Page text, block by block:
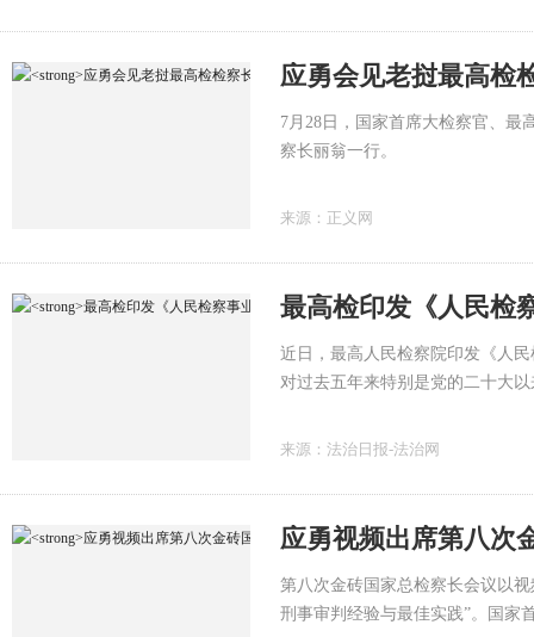
应勇会见老挝最高检
7月28日，国家首席大检察官、最
察长丽翁一行。
来源： 正义网
最高检印发《人民检
近日，最高人民检察院印发《人
对过去五年来特别是党的二十大
来源： 法治日报-法治网
应勇视频出席第八次
第八次金砖国家总检察长会议以
刑事审判经验与最佳实践”。国家